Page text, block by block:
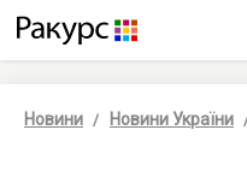
Новини Новини України